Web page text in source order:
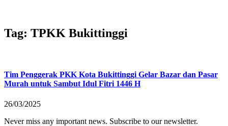
Tag: TPKK Bukittinggi
Tim Penggerak PKK Kota Bukittinggi Gelar Bazar dan Pasar
Murah untuk Sambut Idul Fitri 1446 H
26/03/2025
Never miss any important news. Subscribe to our newsletter.